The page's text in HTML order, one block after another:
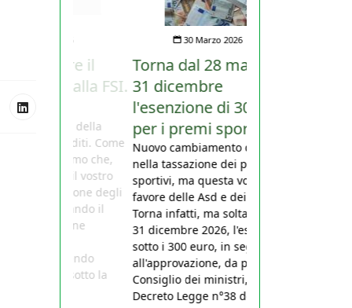
30 Marzo 2026
Torna dal 28 marzo al
31 dicembre
l'esenzione di 300 euro
per i premi sportivi
Nuovo cambiamento di rotta
nella tassazione dei premi
sportivi, ma questa volta a
favore delle Asd e dei giocatori.
Torna infatti, ma soltanto fino al
31 dicembre 2026, l'esenzione
sotto i 300 euro, in seguito
all'approvazione, da parte del
Consiglio dei ministri, del
Decreto Legge n°38 del 27...